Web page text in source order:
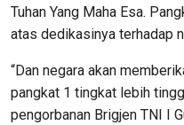
Tuhan Yang Maha Esa.
atas dedikasinya terhadap
“Dan negara akan
pangkat 1 tingkat lebih
pengorbanan Brigjen TNI I